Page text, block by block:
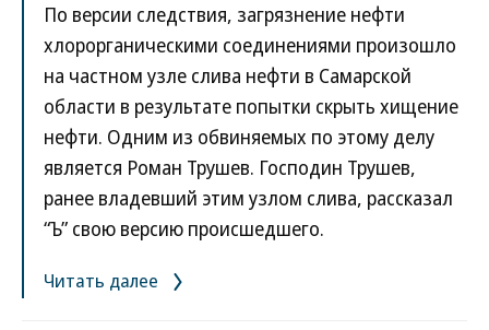
По версии следствия, загрязнение нефти
хлорорганическими соединениями произошло
на частном узле слива нефти в Самарской
области в результате попытки скрыть хищение
нефти. Одним из обвиняемых по этому делу
является Роман Трушев. Господин Трушев,
ранее владевший этим узлом слива, рассказал
“Ъ” свою версию происшедшего.
Читать далее